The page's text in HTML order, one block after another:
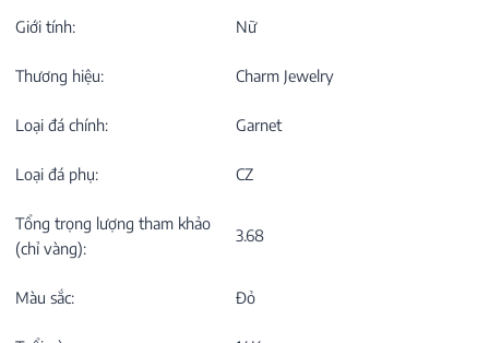
Giới tính: Nữ
Thương hiệu: Charm Jewelry
Loại đá chính: Garnet
Loại đá phụ: CZ
Tổng trọng lượng tham khảo
(chỉ vàng):
3.68
Màu sắc: Đỏ